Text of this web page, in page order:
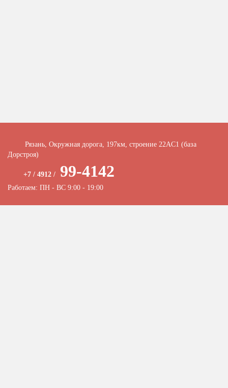
Рязань, Окружная дорога, 197км, строение 22АC1 (база
Дорстроя)
+7 / 4912 / 99-4142
Работаем: ПН - ВС 9:00 - 19:00